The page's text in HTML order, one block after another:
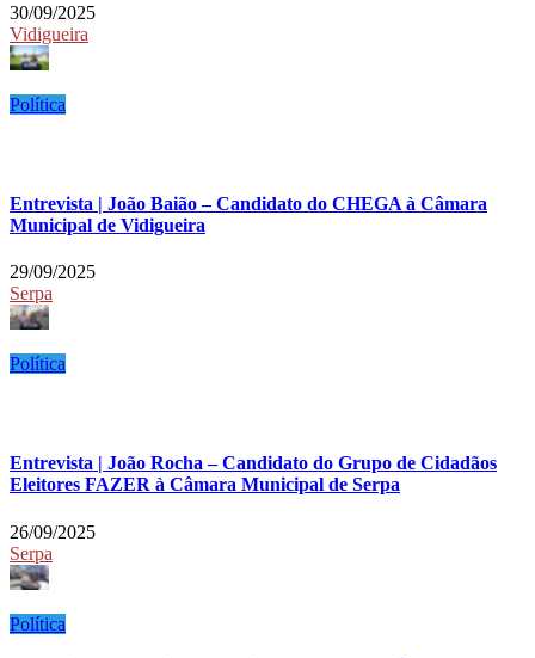
30/09/2025
Vidigueira
Política
Entrevista | João Baião – Candidato do CHEGA à Câmara
Municipal de Vidigueira
29/09/2025
Serpa
Política
Entrevista | João Rocha – Candidato do Grupo de Cidadãos
Eleitores FAZER à Câmara Municipal de Serpa
26/09/2025
Serpa
Política